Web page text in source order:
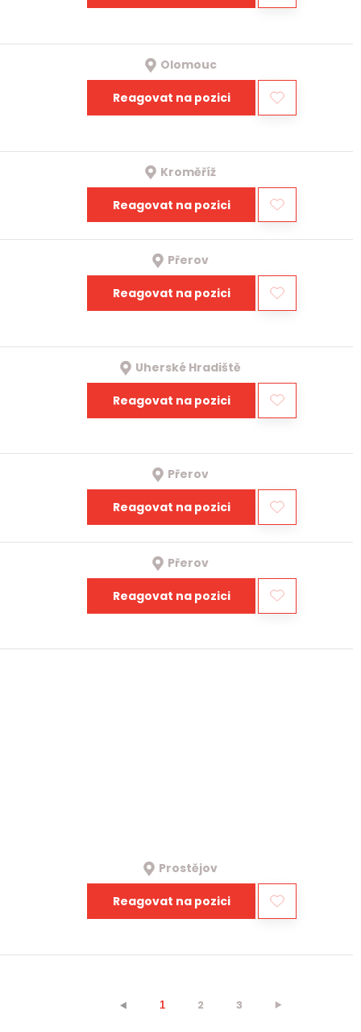
Olomouc
Reagovat na pozici
Kroměříž
Reagovat na pozici
Přerov
Reagovat na pozici
Uherské Hradiště
Reagovat na pozici
Přerov
Reagovat na pozici
Přerov
Reagovat na pozici
Prostějov
Reagovat na pozici
⯇ 1 2 3 ⯈